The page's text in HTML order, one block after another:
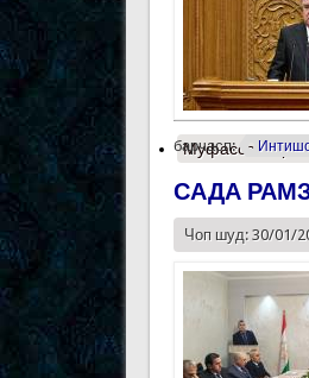
барчасп:
Муфассалтаро
САДА
Чоп шуд: 30/01/